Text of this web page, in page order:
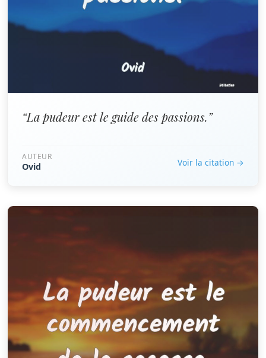
“La pudeur est le guide des passions.”
AUTEUR
Ovid Voir la citation →